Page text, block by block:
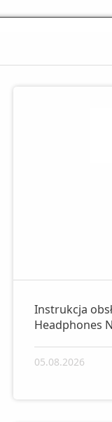
Instrukcja
Headphones
05.08.2026